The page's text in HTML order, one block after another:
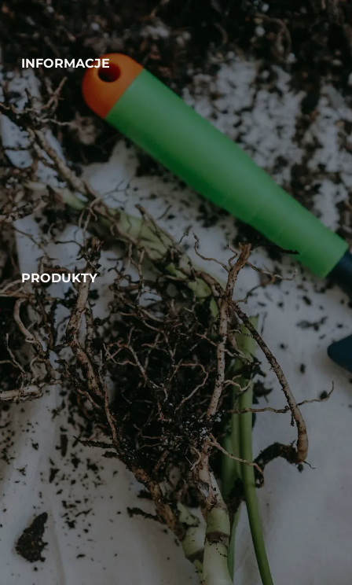
INFORMACJE
PRODUKTY